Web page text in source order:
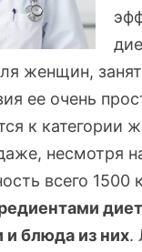
женщин,
ее очень
к категории
несмотря
всего 1500
блюда из них.